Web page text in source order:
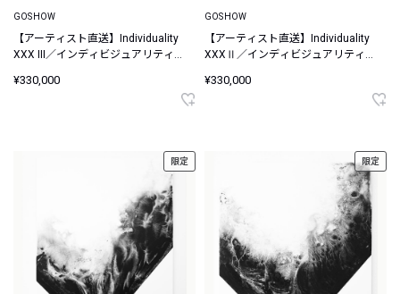
GOSHOW
【アーティスト直送】Individuality
XXX III／インディビジュアリティ
¥330,000
GOSHOW
【アーティスト直送】Individuality
XXXⅡ／インディビジュアリティ
¥330,000
限定 限定